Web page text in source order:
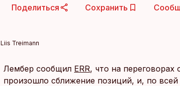
Поделиться Сохранить
Liis Treimann
Лембер сообщил ERR, что на переговорах
произошло сближение позиций, и, по